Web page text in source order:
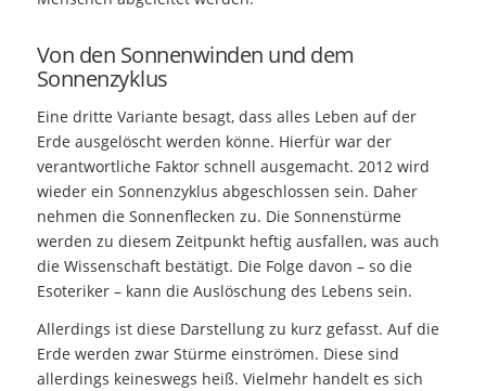
Von den Sonnenwinden und dem
Sonnenzyklus
Eine dritte Variante besagt, dass alles Leben auf der
Erde ausgelöscht werden könne. Hierfür war der
verantwortliche Faktor schnell ausgemacht. 2012 wird
wieder ein Sonnenzyklus abgeschlossen sein. Daher
nehmen die Sonnenflecken zu. Die Sonnenstürme
werden zu diesem Zeitpunkt heftig ausfallen, was auch
die Wissenschaft bestätigt. Die Folge davon – so die
Esoteriker – kann die Auslöschung des Lebens sein.
Allerdings ist diese Darstellung zu kurz gefasst. Auf die
Erde werden zwar Stürme einströmen. Diese sind
allerdings keineswegs heiß. Vielmehr handelt es sich